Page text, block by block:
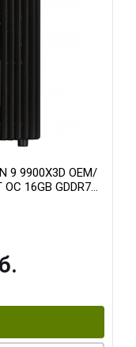
9 9900X3D OEM/
16GB GDDR7